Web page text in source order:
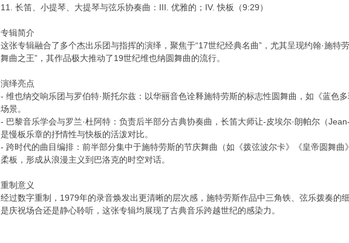
11. 长笛、小提琴、大提琴与弦乐协奏曲：III. 优雅的；IV. 快板（9:29）
专辑简介
这张专辑融合了多个杰出乐团与指挥的演绎，聚焦于“17世纪经典名曲”，尤其呈现约翰·施特
舞曲之王”，其作品极大推动了19世纪维也纳圆舞曲的流行。
演绎亮点
- 维也纳交响乐团与罗伯特·斯托尔兹：以华丽音色诠释施特劳斯的标志性圆舞曲，如《蓝色
场景。
- 巴黎音乐学会与罗兰·杜阿特：负责后半部分古典协奏曲，长笛大师让-皮埃尔·朗帕尔（
是慢板乐章的抒情性与快板的活泼对比。
- 跨时代的曲目编排：前半部分集中于施特劳斯的节庆舞曲（如《拨弦波尔卡》《皇帝圆舞
柔板，形成从浪漫主义到巴洛克的时空对话。
重制意义
经过数字重制，1979年的录音焕发出更清晰的层次感，施特劳斯作品中三角铁、弦乐拨奏
是庆祝场合还是静心聆听，这张专辑均展现了古典音乐跨越世纪的感染力。